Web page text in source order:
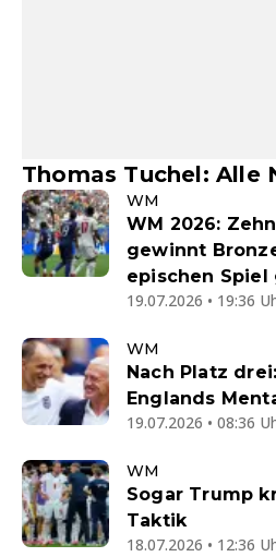
Thomas Tuchel: Alle
WM
WM 2026:
gewinnt
epischen Spiel
19.07.2026 • 19:36
WM
Nach Platz
Englands
19.07.2026 • 08:36
WM
Sogar Trump
Taktik
18.07.2026 • 12:36